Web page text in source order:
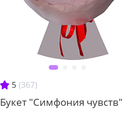
5 (367)
Букет "Симфония чувств"